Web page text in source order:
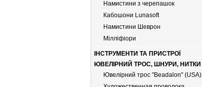
Намистини з черепашок
Кабошони Lunasoft
Намистини Шеврон
Мiллiфiори
ІНСТРУМЕНТИ ТА ПРИСТРОЇ
ЮВЕЛІРНИЙ ТРОС, ШНУРИ, НИТКИ
Ювелірний трос "Beadalon" (USA)